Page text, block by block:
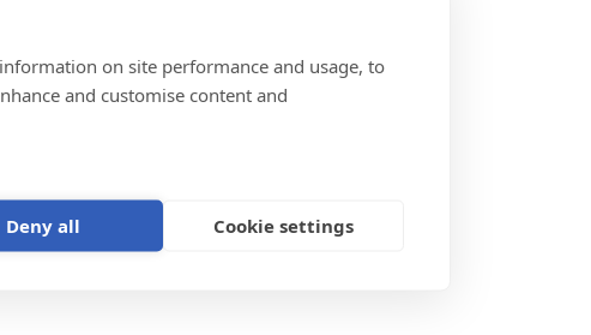
on site performance and usage, to
and customise content and
Deny all Cookie settings